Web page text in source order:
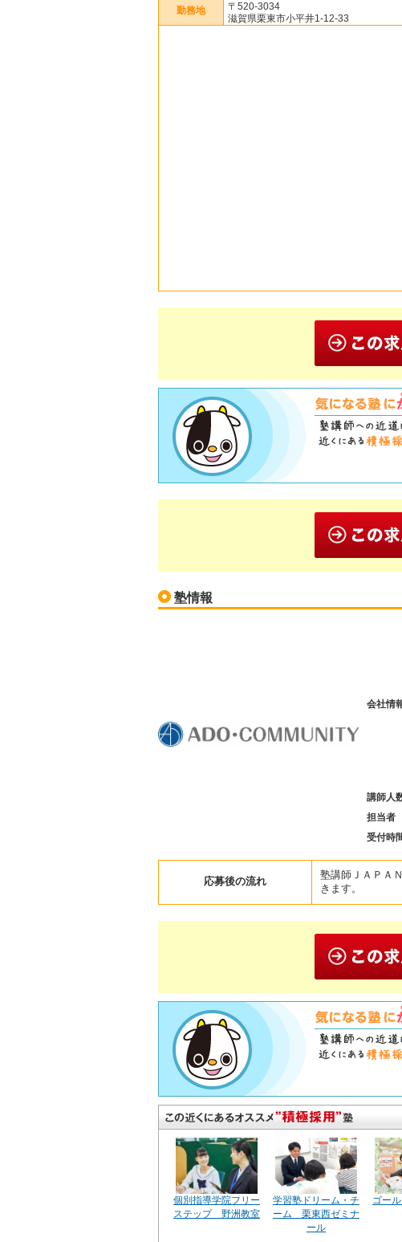
勤務地
〒520-3034
滋賀県栗東市小平井1-12-33
塾情報
会社情
講師人
担当者
受付時
応募後の流れ
塾講師ＪＡＰＡ
きます。
個別指導学院フリー
ステップ 野洲教室
学習塾ドリーム・チ
ーム 栗東西ゼミナ
ール
ゴー